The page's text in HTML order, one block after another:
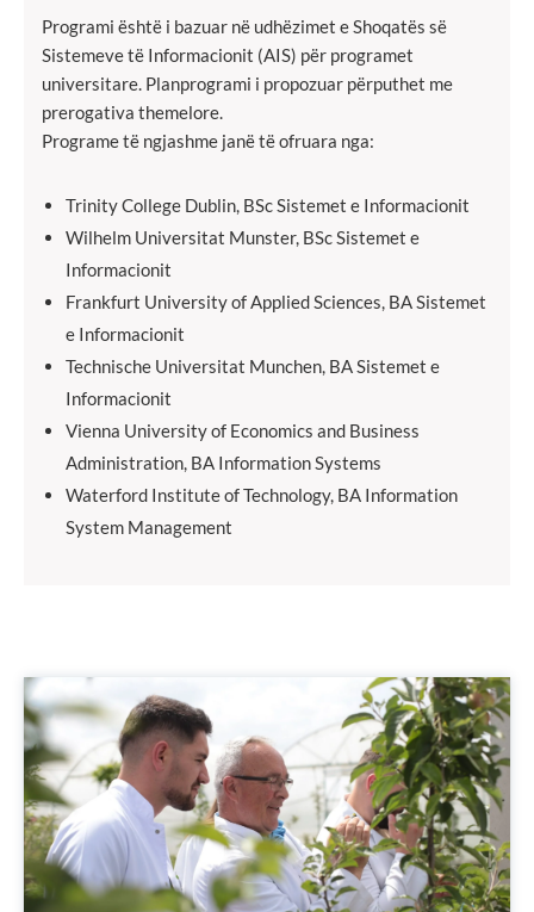
Programi është i bazuar në udhëzimet e Shoqatës së
Sistemeve të Informacionit (AIS) për programet
universitare. Planprogrami i propozuar përputhet me
prerogativa themelore.
Programe të ngjashme janë të ofruara nga:
Trinity College Dublin, BSc Sistemet e Informacionit
Wilhelm Universitat Munster, BSc Sistemet e
Informacionit
Frankfurt University of Applied Sciences, BA Sistemet
e Informacionit
Technische Universitat Munchen, BA Sistemet e
Informacionit
Vienna University of Economics and Business
Administration, BA Information Systems
Waterford Institute of Technology, BA Information
System Management